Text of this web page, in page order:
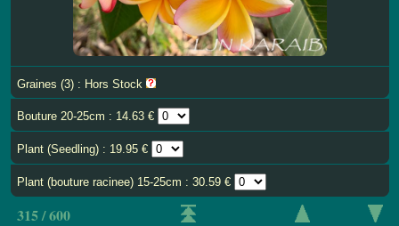
Graines (3) : Hors Stock
Bouture 20-25cm : 14.63 €
Plant (Seedling) : 19.95 €
Plant (bouture racinee) 15-25cm : 30.59 €
315 / 600